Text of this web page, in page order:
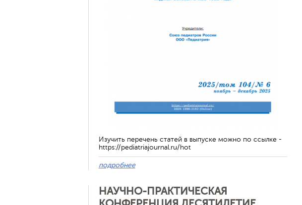
Изучить перечень статей в выпуске можно по ссылке -
https://pediatriajournal.ru/hot
подробнее
НАУЧНО-ПРАКТИЧЕСКАЯ